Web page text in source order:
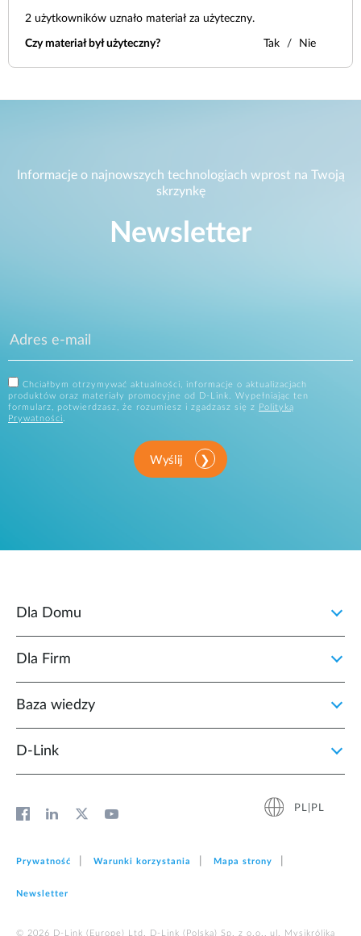
2 użytkowników uznało materiał za użyteczny.
Czy materiał był użyteczny? Tak Nie
Informacje o najnowszych technologiach wprost na Twoją
skrzynkę
Newsletter
Chciałbym otrzymywać aktualności, informacje o aktualizacjach
produktów oraz materiały promocyjne od D-Link. Wypełniając ten
formularz, potwierdzasz, że rozumiesz i zgadzasz się z
Polityką
Prywatności.
Wyślij
Dla Domu
Dla Firm
Baza wiedzy
D‑Link
PL|PL
Prywatność Warunki korzystania Mapa strony
Newsletter
© 2026 D‑Link (Europe) Ltd. D-Link (Polska) Sp. z o.o., ul. Mysikrólika